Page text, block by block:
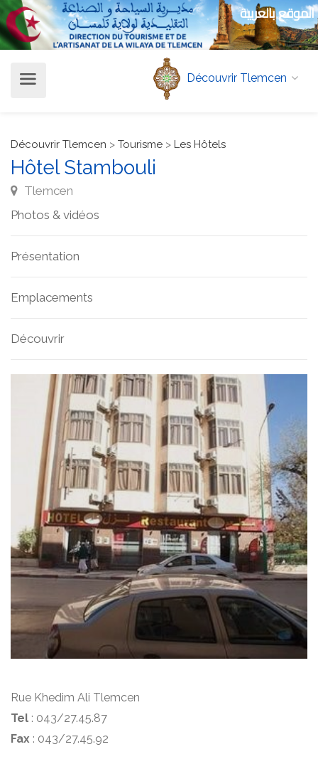
الموقع بالعربية
Découvrir Tlemcen
Découvrir Tlemcen > Tourisme > Les Hôtels
Hôtel Stambouli
Tlemcen
Photos & vidéos
Présentation
Emplacements
Découvrir
Rue Khedim Ali Tlemcen
Tel : 043/27.45.87
Fax : 043/27.45.92